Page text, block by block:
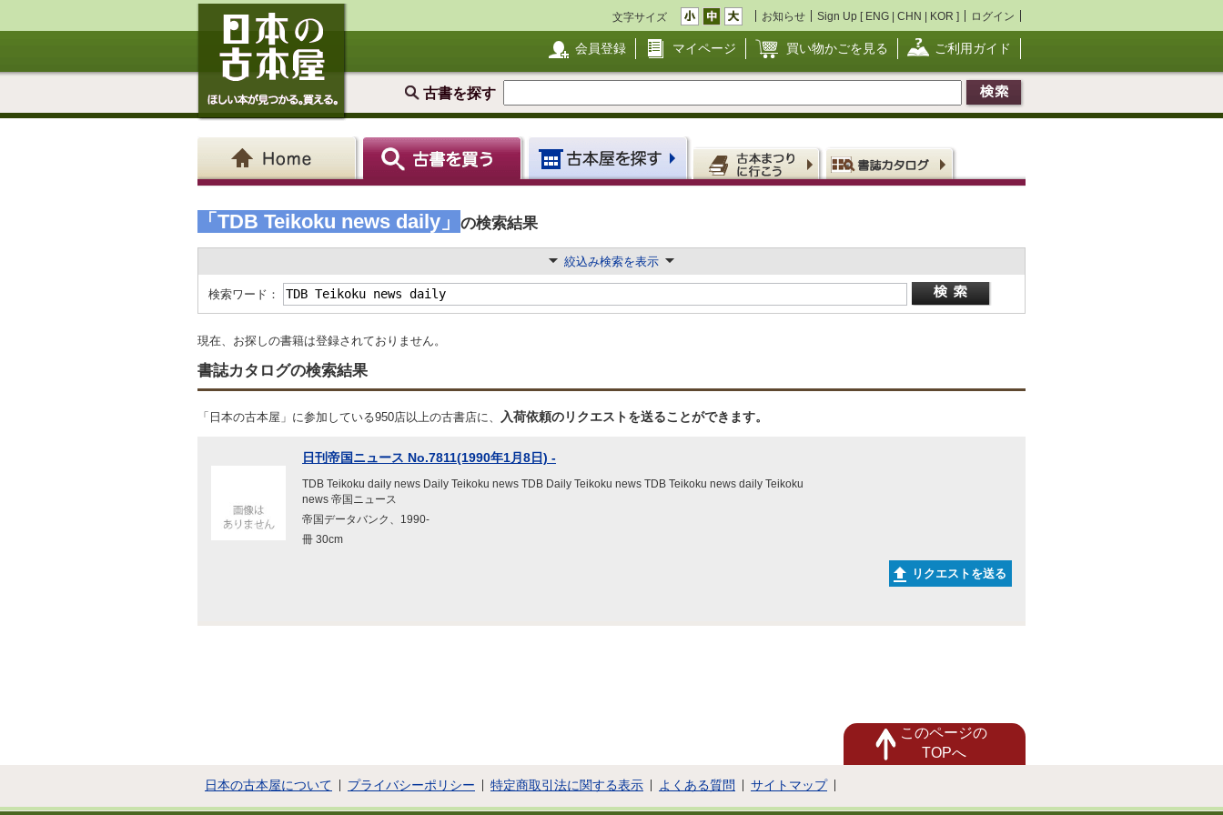
文字サイズ お知らせ Sign Up [ ENG | CHN | KOR ] ログイン
会員登録 マイページ 買い物かごを見る ご利用ガイド
古書を探す
「TDB Teikoku news daily」 の検索結果
絞込み検索を表示
検索ワード：
現在、お探しの書籍は登録されておりません。
書誌カタログの検索結果
「日本の古本屋」に参加している950店以上の古書店に、 入荷依頼のリクエストを送ることができます。
日刊帝国ニュース No.7811(1990年1月8日) -
TDB Teikoku daily news Daily Teikoku news TDB Daily Teikoku news TDB Teikoku news daily Teikoku
news 帝国ニュース
帝国データバンク、1990-
冊 30cm
リクエストを送る
このページの
TOPへ
日本の古本屋について プライバシーポリシー 特定商取引法に関する表示 よくある質問 サイトマップ